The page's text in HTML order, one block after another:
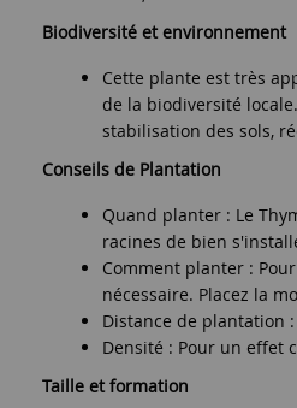
Biodiversité et environnement
Cette plante est très
de la biodiversité
stabilisation des sols,
Conseils de Plantation
Quand planter : Le
racines de bien
Comment planter :
nécessaire. Placez la
Distance de plantation
Densité : Pour un effet
Taille et formation